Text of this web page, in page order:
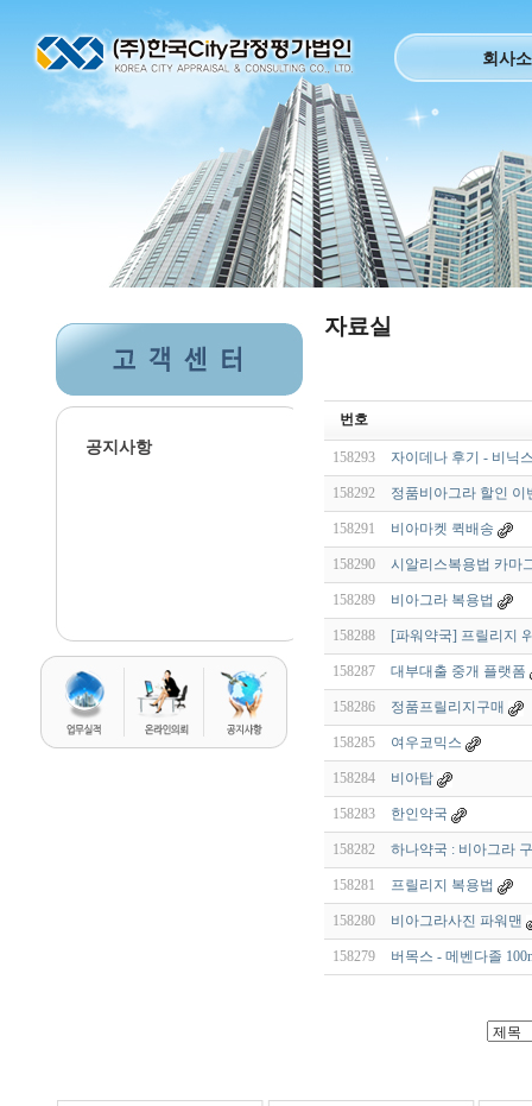
회사
공지사항
자료실
번호
158293 자이데나 후기 - 비닉
158292 정품비아그라 할인 이
158291 비아마켓 퀵배송
158290 시알리스복용법 카마
158289 비아그라 복용법
158288 [파워약국] 프릴리지
158287 대부대출 중개 플랫폼
158286 정품프릴리지구매
158285 여우코믹스
158284 비아탑
158283 한인약국
158282 하나약국 : 비아그라
158281 프릴리지 복용법
158280 비아그라사진 파워맨
158279 버목스 - 메벤다졸